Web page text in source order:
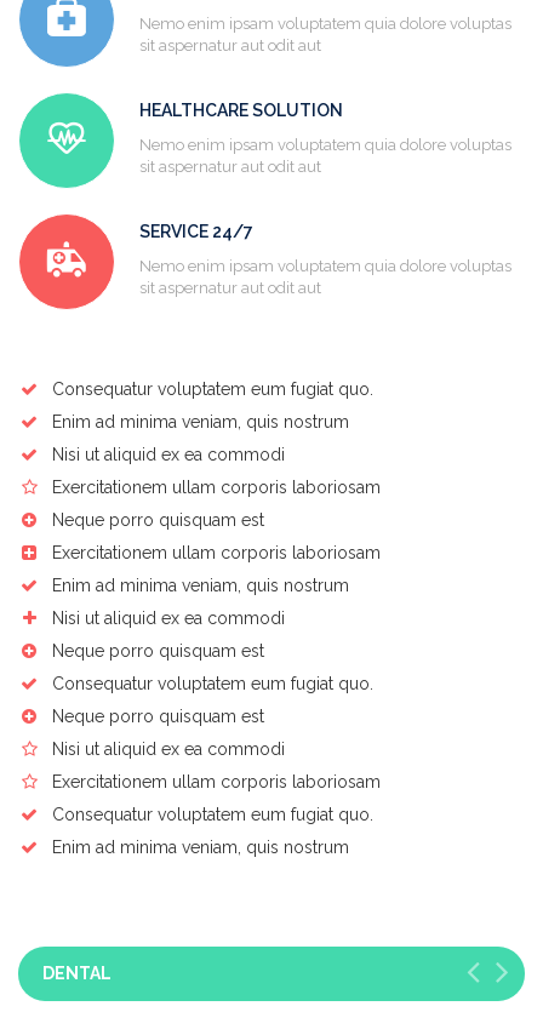
Nemo enim ipsam voluptatem quia dolore voluptas
sit aspernatur aut odit aut
HEALTHCARE SOLUTION
Nemo enim ipsam voluptatem quia dolore voluptas
sit aspernatur aut odit aut
SERVICE 24/7
Nemo enim ipsam voluptatem quia dolore voluptas
sit aspernatur aut odit aut
Consequatur voluptatem eum fugiat quo.
Enim ad minima veniam, quis nostrum
Nisi ut aliquid ex ea commodi
Exercitationem ullam corporis laboriosam
Neque porro quisquam est
Exercitationem ullam corporis laboriosam
Enim ad minima veniam, quis nostrum
Nisi ut aliquid ex ea commodi
Neque porro quisquam est
Consequatur voluptatem eum fugiat quo.
Neque porro quisquam est
Nisi ut aliquid ex ea commodi
Exercitationem ullam corporis laboriosam
Consequatur voluptatem eum fugiat quo.
Enim ad minima veniam, quis nostrum
DENTAL